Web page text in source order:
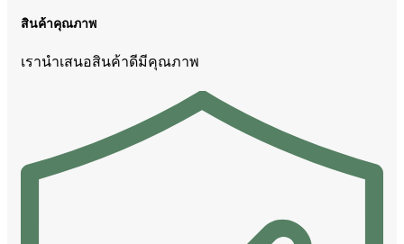
สินค้าคุณภาพ
เรานำเสนอสินค้าดีมีคุณภาพ